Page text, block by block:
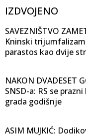
IZDVOJENO
SAVEZNIŠTVO
Kninski
parastos kao dvije
NAKON DVADESET
SNSD-a: RS se
grada godišnje
ASIM MUJKIĆ: